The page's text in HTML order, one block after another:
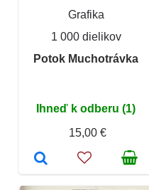
Grafika
1 000 dielikov
Potok Muchotrávka
Ihneď k odberu (1)
15,00 €